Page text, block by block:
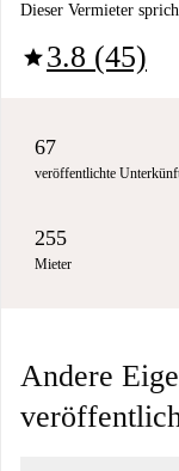
Dieser Vermieter
star3.8 (45)
67
veröffentlichte
255
Mieter
Andere